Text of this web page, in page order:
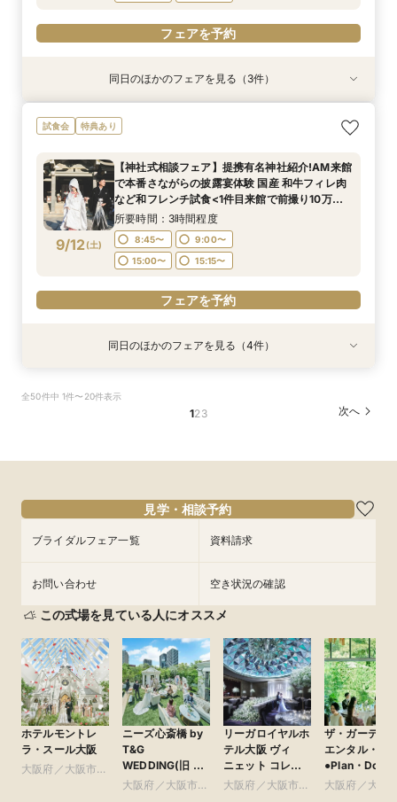
フェアを予約
特典あり
9/11(金 )
【20名〜ご婚礼がお得】平日限定★ガーデン
チャペル&貸切迎賓館ALL見学会×おもてなしを
会
所要時間：3時間程度
12:00〜
13:00〜
14:00〜
15:00〜
フェアを予約
特典あり
9/11(金 )
【平日限定】和婚相談×豪華無料試食×大阪城を
望む貸切迎賓館見学＜有名提携神社紹介も◎和婚
所要時間：3時間程度
12:00〜
13:00〜
14:00〜
15:00〜
フェアを予約
特典あり
9/11(金 )
＜オリジナルウェディング＞2万坪の庭園満喫×
会場見学×国産和牛フィレ肉など豪華試食付＊貸
所要時間：3時間程度
12:00〜
13:00〜
14:00〜
15:00〜
フェアを予約
同日のほかのフェアを見る（3件）
試食会 特典あり
9/12(土)
【神社式相談フェア】提携有名神社紹介!AM来館
で本番さながらの披露宴体験 国産 和牛フィレ肉
など和フレンチ試食<1件目来館で前撮り10万円
分特典>
所要時間：3時間程度
8:45〜
9:00〜
15:00〜
15:15〜
フェアを予約
特典あり
9/12
ジナルウェディング庭園&会場見学×国産和牛
フィレ肉など豪華試食付＊1件目来館特典付き
8:45〜
9:00〜
フェアを予約
特典あり
9/12
シェフ豊後昌幸が手掛ける黒毛和牛etc2万円相
当和フレンチ試食会×貸切迎賓館見学フェア
8:45〜
9:00〜
フェアを予約
特典あり
9/12
牛など豪華試食×大阪城を望む庭園&迎賓館を見
学◎初見学限定で料理 ランクUP特典など豪華特
8:45〜
9:00〜
フェアを予約
特典あり
9/12
のご相談＆お打合せ！
フェアを予約
同日のほかのフェアを見る（4件）
全50件中 1件〜20件表示
123 次へ
見学・相談予約
ブライダルフェア一覧 資料請求
お問い合わせ 空き状況の確認
この式場を見ている人にオススメ
ホテルモントレ
ラ・スール大阪
大阪府／大阪市北
ニーズ心斎橋 by
T&G
WEDDING(旧 ア
ルモニーアンブ
大阪府／大阪市南
リーガロイヤルホ
テル大阪 ヴィ
ニェット コレク
ション
大阪府／大阪市北
ザ・ガーデン
エンタル・大
●Plan・Do・
グループ
大阪府／大阪